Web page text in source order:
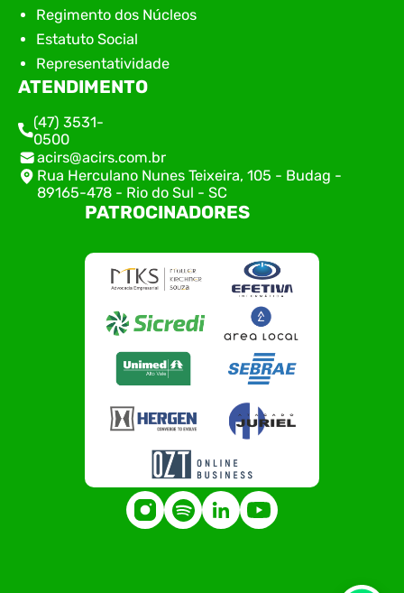
Regimento dos Núcleos
Estatuto Social
Representatividade
ATENDIMENTO
(47) 3531-
0500
acirs@acirs.com.br
Rua Herculano Nunes Teixeira, 105 - Budag -
89165-478 - Rio do Sul - SC
PATROCINADORES